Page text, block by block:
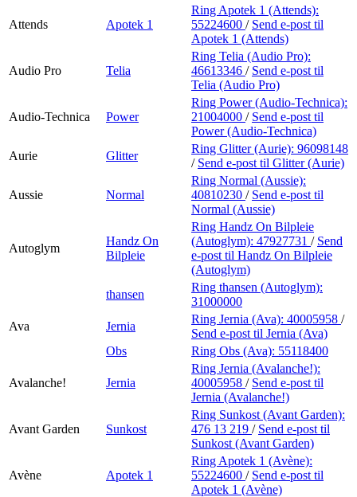
Attends Apotek 1
Ring Apotek 1 (Attends):
55224600 / Send e-post til
Apotek 1 (Attends)
Audio Pro Telia
Ring Telia (Audio Pro):
46613346 / Send e-post til
Telia (Audio Pro)
Audio-Technica Power
Ring Power (Audio-Technica):
21004000 / Send e-post til
Power (Audio-Technica)
Aurie
Glitter
Ring Glitter (Aurie): 96098148
/ Send e-post til Glitter (Aurie)
Aussie Normal
Ring Normal (Aussie):
40810230 / Send e-post til
Normal (Aussie)
Autoglym
Handz On
Bilpleie
Ring Handz On Bilpleie
(Autoglym): 47927731 / Send
e-post til Handz On Bilpleie
(Autoglym)
thansen
Ring thansen (Autoglym):
31000000
Ava
Jernia
Ring Jernia (Ava): 40005958 /
Send e-post til Jernia (Ava)
Obs
Ring Obs (Ava): 55118400
Avalanche! Jernia
Ring Jernia (Avalanche!):
40005958 / Send e-post til
Jernia (Avalanche!)
Avant Garden Sunkost
Ring Sunkost (Avant Garden):
476 13 219 / Send e-post til
Sunkost (Avant Garden)
Avène Apotek 1
Ring Apotek 1 (Avène):
55224600 / Send e-post til
Apotek 1 (Avène)